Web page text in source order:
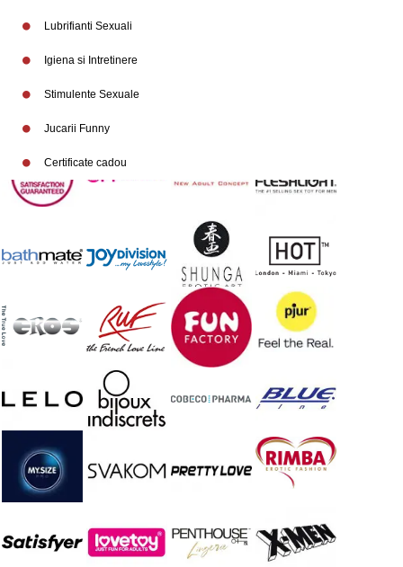
Lubrifianti Sexuali
Igiena si Intretinere
Stimulente Sexuale
Jucarii Funny
Certificate cadou